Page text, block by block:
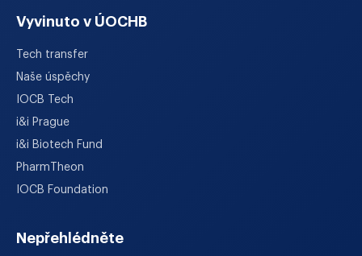
Vyvinuto v ÚOCHB
Tech transfer
Naše úspěchy
IOCB Tech
i&i Prague
i&i Biotech Fund
PharmTheon
IOCB Foundation
Nepřehlédněte